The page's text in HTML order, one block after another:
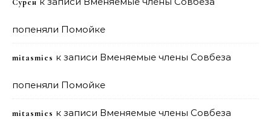
Сурен
попеняли Помойке
mitasmies к записи Вменяемые члены Совбеза
попеняли Помойке
mitasmies к записи Вменяемые члены Совбеза